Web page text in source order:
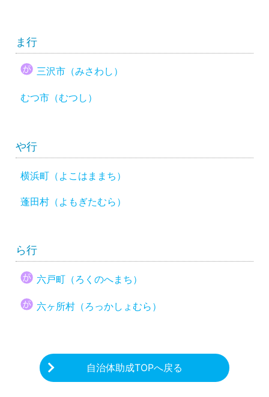
ま行
三沢市（みさわし）
むつ市（むつし）
や行
横浜町（よこはままち）
蓬田村（よもぎたむら）
ら行
六戸町（ろくのへまち）
六ヶ所村（ろっかしょむら）
自治体助成TOPへ戻る